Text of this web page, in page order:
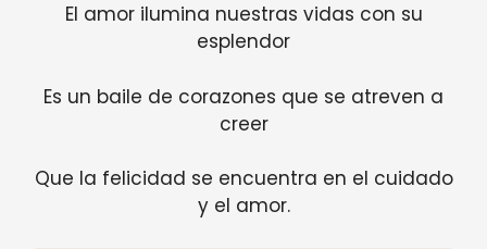
El amor ilumina nuestras vidas con su
esplendor
Es un baile de corazones que se atreven a
creer
Que la felicidad se encuentra en el cuidado
y el amor.